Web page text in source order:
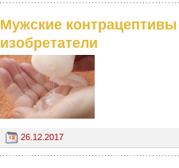
Мужские
изобретатели
26.12.2017